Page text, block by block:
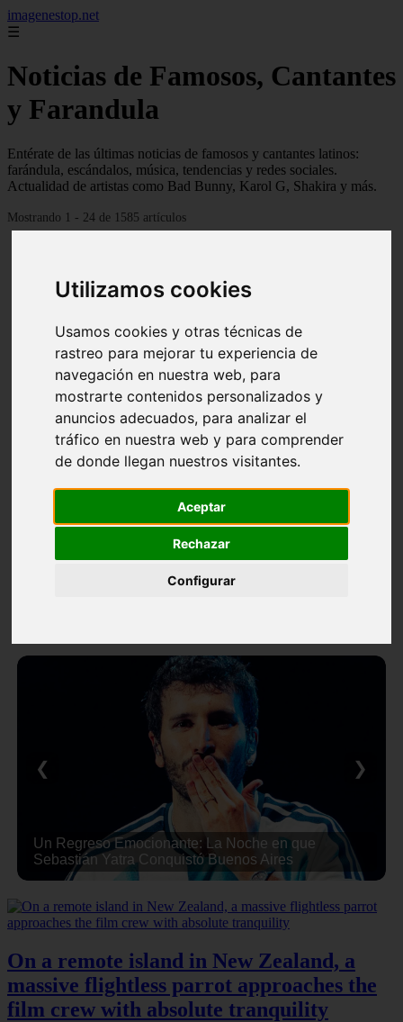
Utilizamos cookies
Usamos cookies y otras técnicas de
rastreo para mejorar tu experiencia de
navegación en nuestra web, para
mostrarte contenidos personalizados y
anuncios adecuados, para analizar el
tráfico en nuestra web y para comprender
de donde llegan nuestros visitantes.
Aceptar
Rechazar
Configurar
imagenestop.net
☰
Noticias de Famosos, Cantantes
y Farandula
Entérate de las últimas noticias de famosos y cantantes latinos:
farándula, escándalos, música, tendencias y redes sociales.
Actualidad de artistas como Bad Bunny, Karol G, Shakira y más.
Mostrando 1 - 24 de 1585 artículos
Un Regreso Emocionante: La Noche en que
Sebastián Yatra Conquistó Buenos Aires
❮ ❯
On a remote island in New Zealand, a
massive flightless parrot approaches the
film crew with absolute tranquility